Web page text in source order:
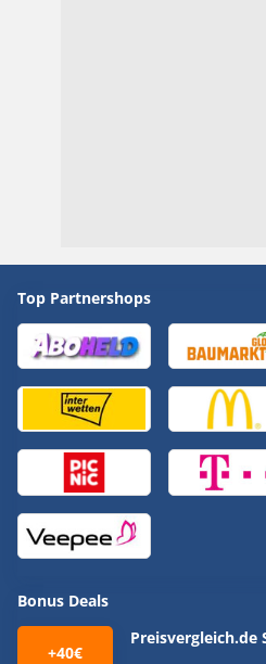
Top Partnershops
Bonus Deals
+40€
Preisvergleich.de